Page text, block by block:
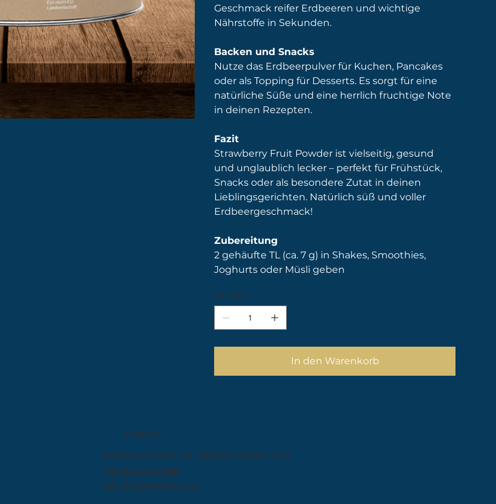
Geschmack reifer Erdbeeren und wichtige
Nährstoffe in Sekunden.
Backen und Snacks
Nutze das Erdbeerpulver für Kuchen, Pancakes
oder als Topping für Desserts. Es sorgt für eine
natürliche Süße und eine herrlich fruchtige Note
in deinen Rezepten.
Fazit
Strawberry Fruit Powder ist vielseitig, gesund
und unglaublich lecker – perfekt für Frühstück,
Snacks oder als besondere Zutat in deinen
Lieblingsgerichten. Natürlich süß und voller
Erdbeergeschmack!
Zubereitung
2 gehäufte TL (ca. 7 g) in Shakes, Smoothies,
Joghurts oder Müsli geben
Anzahl
In den Warenkorb
Kontakt
Raiffeisenstraße 30 - 85276 Pfaffenhofen
Tel. 08441 86588
info@dieformerei.de